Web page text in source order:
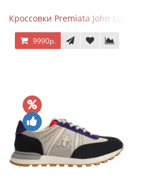
Кроссовки Premiata John Low черные
9990р.